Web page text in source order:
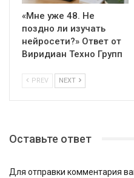
«Мне уже 48. Не
поздно ли изучать
нейросети?» Ответ от
Виридиан Техно Групп
PREV NEXT
Оставьте ответ
Для отправки комментария